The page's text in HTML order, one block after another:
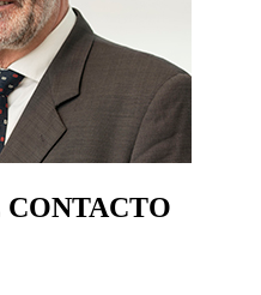
CONTACTO